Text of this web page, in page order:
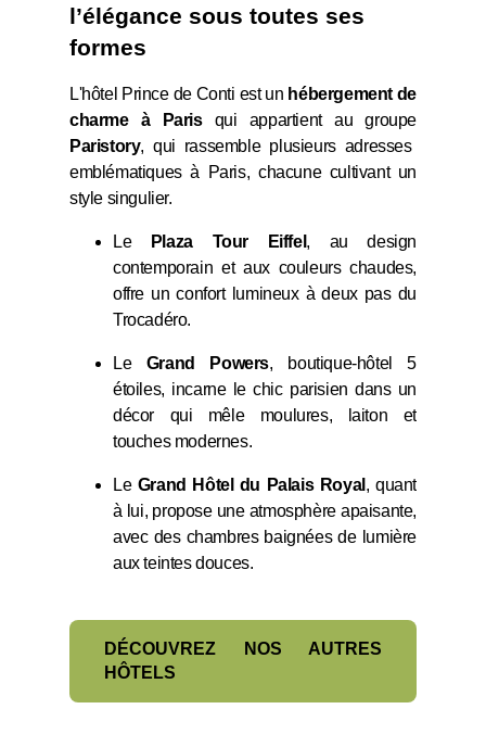
l’élégance sous toutes ses
formes
L'hôtel Prince de Conti est un hébergement de
charme à Parisqui appartient au groupe
Paristory, qui rassemble plusieurs adresses
emblématiques à Paris, chacune cultivant un
style singulier.
Le Plaza Tour Eiffel , au design
contemporain et aux couleurs chaudes,
offre un confort lumineux à deux pas du
Trocadéro.
Le Grand Powers, boutique-hôtel 5
étoiles, incarne le chic parisien dans un
décor qui mêle moulures, laiton et
touches modernes.
Le Grand Hôtel du Palais Royal , quant
à lui, propose une atmosphère apaisante,
avec des chambres baignées de lumière
aux teintes douces.
DÉCOUVREZ NOS AUTRES
HÔTELS
HÔTEL
CHAMBRES & SUITES